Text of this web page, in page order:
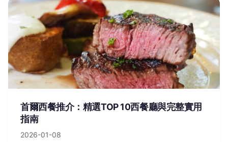
首爾西餐推介：精選TOP 10西餐廳與完整實用
指南
2026-01-08